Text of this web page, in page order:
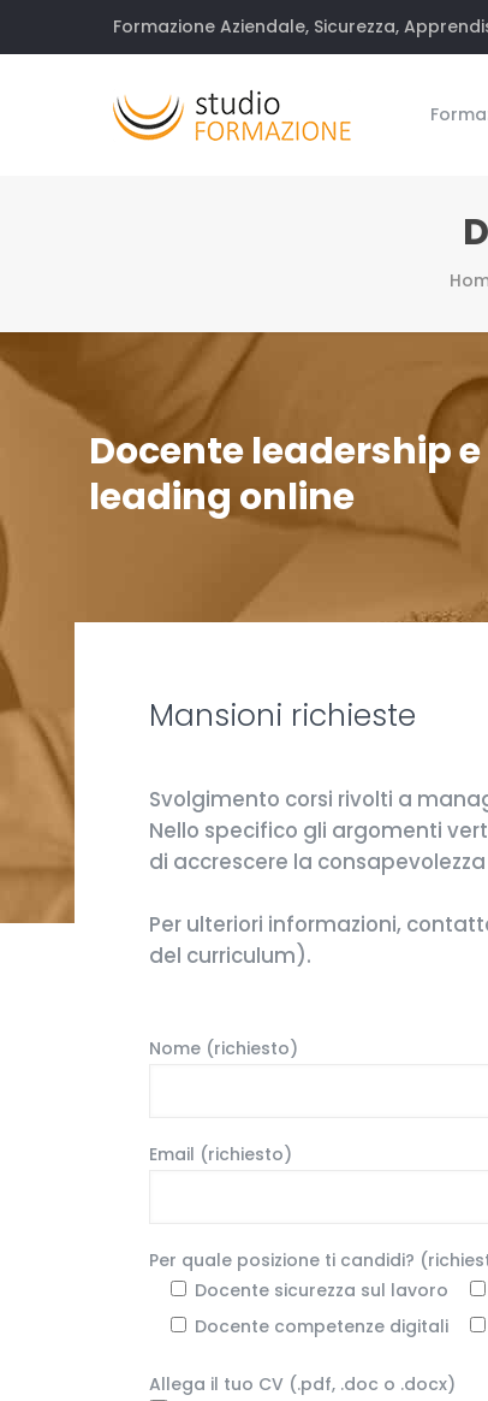
Formazione Aziendale, Sicurezza,
Docente leadership
leading online
Mansioni richieste
Svolgimento corsi rivolti a
Nello specifico gli argomenti
di accrescere la
Per ulteriori informazioni,
del curriculum).
Nome (richiesto)
Email (richiesto)
Per quale posizione ti candidi?
Docente sicurezza sul lavoro
Docente competenze digitali
Allega il tuo CV (.pdf, .doc o .docx)